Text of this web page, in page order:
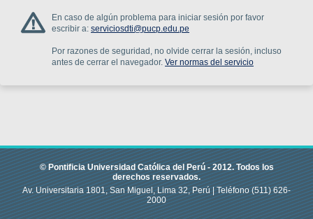
En caso de algún problema para iniciar sesión por favor
escribir a: serviciosdti@pucp.edu.pe
Por razones de seguridad, no olvide cerrar la sesión, incluso
antes de cerrar el navegador. Ver normas del servicio
© Pontificia Universidad Católica del Perú -2012.Todos los
derechos reservados.
Av. Universitaria 1801, San Miguel, Lima 32, Perú |Teléfono(511) 626-
2000